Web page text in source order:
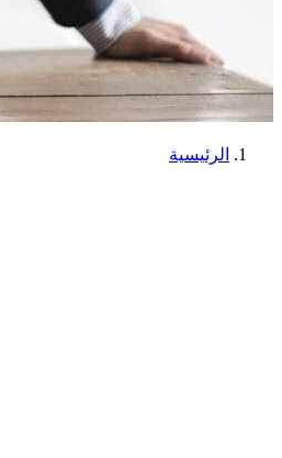
الرئيسية